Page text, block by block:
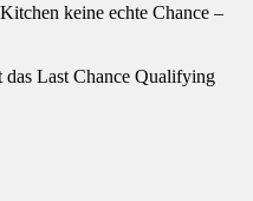
keine echte Chance –
Last Chance Qualifying